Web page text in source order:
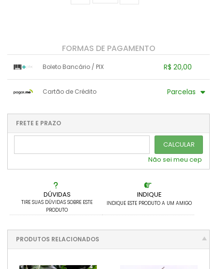
Seduns E Sedeverias
DÚVIDAS
TIRE SUAS DÚVIDAS SOBRE ESTE
PRODUTO
INDIQUE
INDIQUE ESTE PRODUTO A UM AMIGO
FORMAS DE PAGAMENTO
Boleto Bancário / PIX R$ 20,00
.
Cartão de Crédito Parcelas
2x sem juros de R$ 10,00
3x com juros de R$ 7,29
...
FRETE E PRAZO
CALCULAR
Não sei meu cep
PRODUTOS RELACIONADOS